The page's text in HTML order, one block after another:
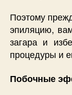
Поэтому
эпиляцию,
загара и
процедуры и
Побочные